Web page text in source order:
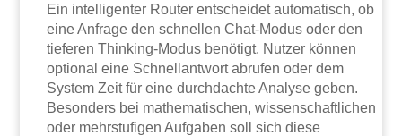
Ein intelligenter Router entscheidet automatisch, ob
eine Anfrage den schnellen Chat-Modus oder den
tieferen Thinking-Modus benötigt. Nutzer können
optional eine Schnellantwort abrufen oder dem
System Zeit für eine durchdachte Analyse geben.
Besonders bei mathematischen, wissenschaftlichen
oder mehrstufigen Aufgaben soll sich diese